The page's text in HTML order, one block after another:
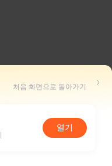
처음 화면으로 돌아가기
열기